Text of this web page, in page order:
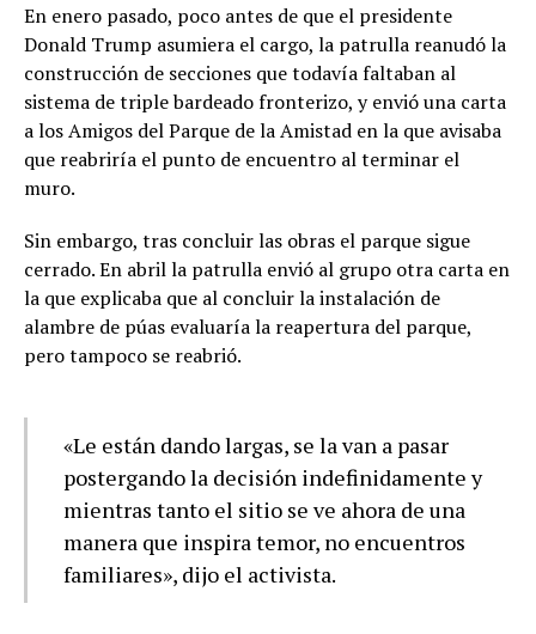
En enero pasado, poco antes de que el presidente
Donald Trump asumiera el cargo, la patrulla reanudó la
construcción de secciones que todavía faltaban al
sistema de triple bardeado fronterizo, y envió una carta
a los Amigos del Parque de la Amistad en la que avisaba
que reabriría el punto de encuentro al terminar el
muro.
Sin embargo, tras concluir las obras el parque sigue
cerrado. En abril la patrulla envió al grupo otra carta en
la que explicaba que al concluir la instalación de
alambre de púas evaluaría la reapertura del parque,
pero tampoco se reabrió.
«Le están dando largas, se la van a pasar
postergando la decisión indefinidamente y
mientras tanto el sitio se ve ahora de una
manera que inspira temor, no encuentros
familiares», dijo el activista.